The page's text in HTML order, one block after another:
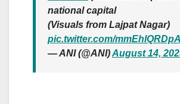
national capital
(Visuals from Lajpat Nagar)
pic.twitter.com/mmEhlQRDpA
— ANI (@ANI)August 14,